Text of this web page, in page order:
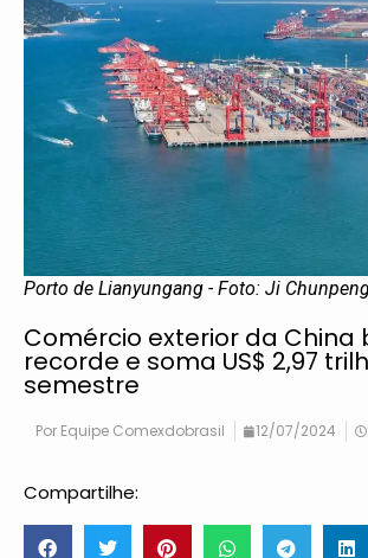
Porto de Lianyungang - Foto: Ji
Comércio exterior da China
recorde e soma US$ 2,97
semestre
Por Equipe Comexdobrasil 12/07/2024
Compartilhe: